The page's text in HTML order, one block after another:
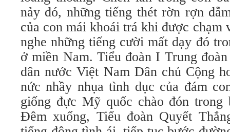
nảy đó, những tiếng thét rờn rợn
của con mái khoái trá khi được chạm
nghe những tiếng cười mất dạy đó
ở miền Nam. Tiểu đoàn I Trung
dân nước Việt Nam Dân chủ Cộng
nức nhầy nhụa tình dục của đám
giống đực Mỹ quốc chào đón trong
Đêm xuống, Tiểu đoàn Quyết